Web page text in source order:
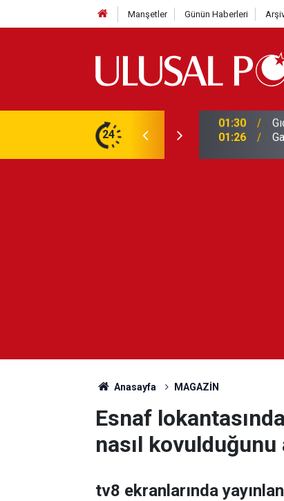
Manşetler Günün Haberleri
24
en yüksek seviyesine çıktı 01:26
Anasayfa MAGAZİN
Esnaf
nasıl kovulduğunu
tv8 ekranlarında